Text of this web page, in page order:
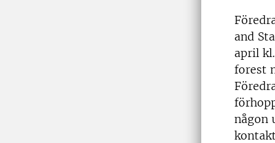
and
april
forest
någon